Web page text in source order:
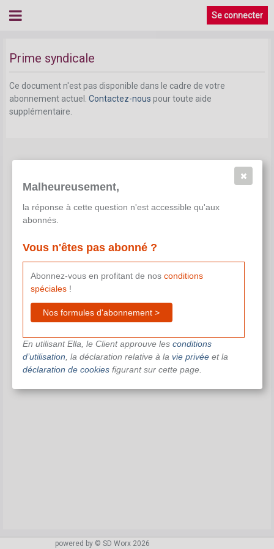
Se connecter
Prime syndicale
Ce document n'est pas disponible dans le cadre de votre
abonnement actuel. Contactez-nous pour toute aide
supplémentaire.
powered by © SD Worx 2026
Malheureusement,
la réponse à cette question n'est accessible qu'aux
abonnés.
Vous n'êtes pas abonné ?
Abonnez-vous en profitant de nos conditions
spéciales!
Nos formules d'abonnement >
En utilisant Ella, le Client approuve les conditions
d’utilisation , la déclaration relative à la vie privéeet la
déclaration de cookiesfigurant sur cette page.